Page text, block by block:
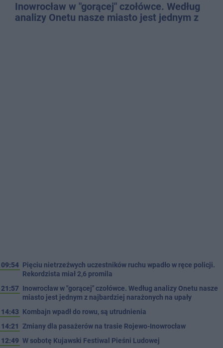
Inowrocław w "gorącej" czołówce. Według
analizy Onetu nasze miasto jest jednym z
09:54 Pięciu nietrzeźwych uczestników ruchu wpadło w ręce policji.
Rekordzista miał 2,6 promila
21:57 Inowrocław w "gorącej" czołówce. Według analizy Onetu nasze
miasto jest jednym z najbardziej narażonych na upały
14:43 Kombajn wpadł do rowu, są utrudnienia
14:21 Zmiany dla pasażerów na trasie Rojewo-Inowrocław
12:49 W sobotę Kujawski Festiwal Pieśni Ludowej